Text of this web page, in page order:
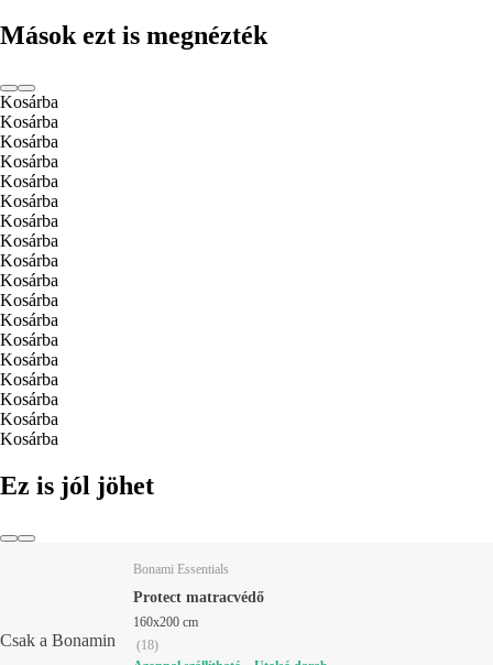
Mások ezt is megnézték
Kosárba
Kosárba
Kosárba
Kosárba
Kosárba
Kosárba
Kosárba
Kosárba
Kosárba
Kosárba
Kosárba
Kosárba
Kosárba
Kosárba
Kosárba
Kosárba
Kosárba
Kosárba
Ez is jól jöhet
Csak a Bonamin
Bonami Essentials
Protect matracvédő
160x200 cm
(18)